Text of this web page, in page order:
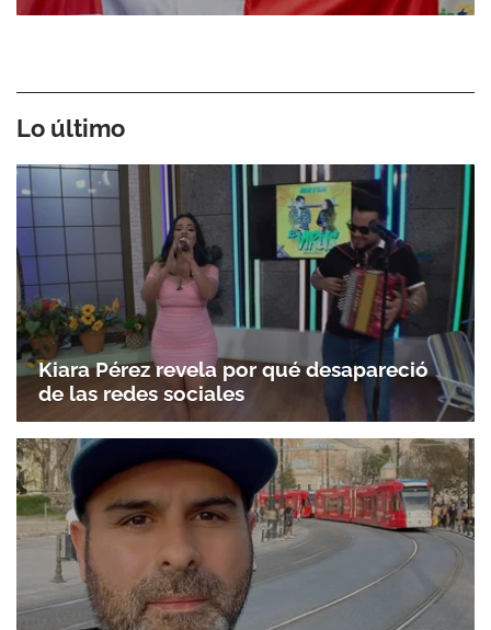
Lo último
Kiara Pérez revela por qué desapareció
de las redes sociales